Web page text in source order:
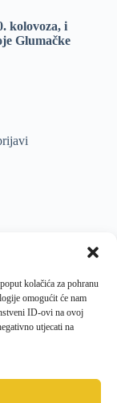
kolačića za pohranu
omogućit će nam
ID-ovi na ovoj
utjecati na
kolovoza, i
Glumačke